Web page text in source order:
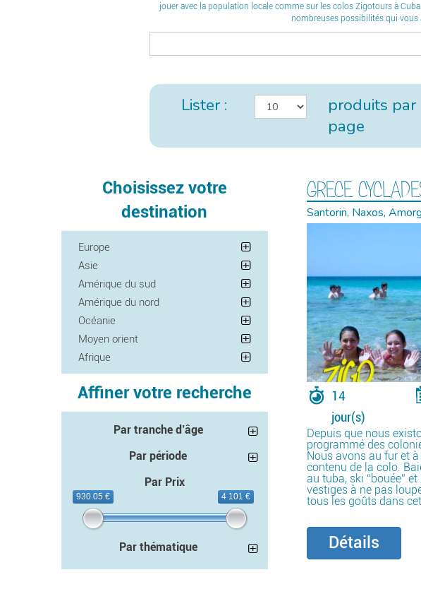
jouer avec la population locale comme sur les colos Zigotours à
nombreuses possibilités qui vous
Lister :
produits par
page
Choisissez votre
destination
Europe
Asie
Amérique du sud
Amérique du nord
Océanie
Moyen orient
Afrique
Affiner votre recherche
Par tranche d’âge
Par période
Par Prix
930.05 € 4 101 €
Par thématique
GRECE
Santorin, Naxos,
14
jour(s)
Depuis que nous
programmé des
Nous avons au fur et
contenu de la colo.
au tuba, ski “bouée”
vestiges à ne pas
tous les goûts dans
Détails